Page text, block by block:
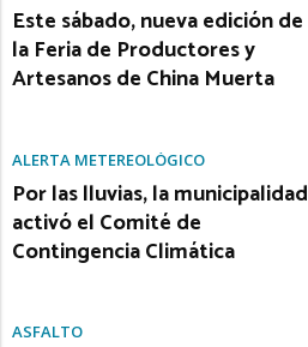
Este sábado, nueva edición de
la Feria de Productores y
Artesanos de China Muerta
ALERTA METEREOLÓGICO
Por las lluvias, la municipalidad
activó el Comité de
Contingencia Climática
ASFALTO